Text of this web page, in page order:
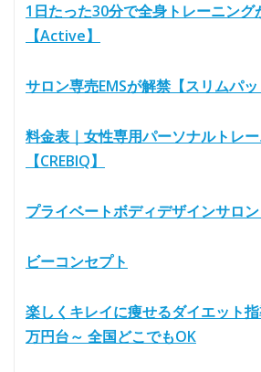
1日たった30分で全身トレーニング
【Active】
サロン専売EMSが解禁【スリムパッ
料金表｜女性専用パーソナルトレ
【CREBIQ】
プライベートボディデザインサロン
ビーコンセプト
楽しくキレイに痩せるダイエット
万円台～ 全国どこでもOK